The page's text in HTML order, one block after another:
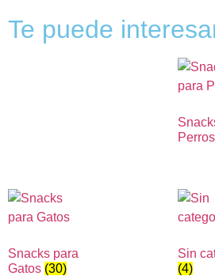
Te puede
Perros
Snacks para
Gatos (30)
Sin
(4)